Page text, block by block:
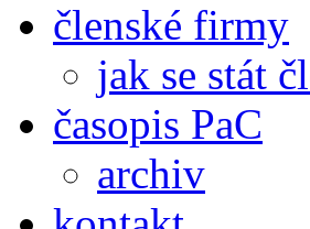
členské firmy
jak se stát
časopis PaC
archiv